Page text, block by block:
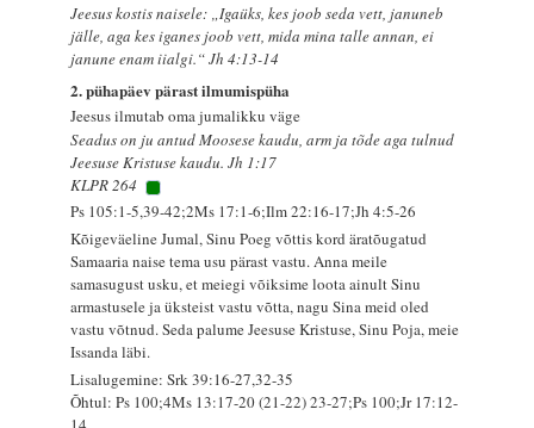
Jeesus kostis naisele: „Igaüks, kes joob seda vett, januneb
jälle, aga kes iganes joob vett, mida mina talle annan, ei
janune enam iialgi.“ Jh 4:13-14
2. pühapäev pärast ilmumispüha
Jeesus ilmutab oma jumalikku väge
Seadus on ju antud Moosese kaudu, arm ja tõde aga tulnud
Jeesuse Kristuse kaudu. Jh 1:17
KLPR 264
Ps 105:1-5,39-42;2Ms 17:1-6;Ilm 22:16-17;Jh 4:5-26
Kõigeväeline Jumal, Sinu Poeg võttis kord äratõugatud
Samaaria naise tema usu pärast vastu. Anna meile
samasugust usku, et meiegi võiksime loota ainult Sinu
armastusele ja üksteist vastu võtta, nagu Sina meid oled
vastu võtnud. Seda palume Jeesuse Kristuse, Sinu Poja, meie
Issanda läbi.
Lisalugemine: Srk 39:16-27,32-35
Õhtul: Ps 100;4Ms 13:17-20 (21-22) 23-27;Ps 100;Jr 17:12-